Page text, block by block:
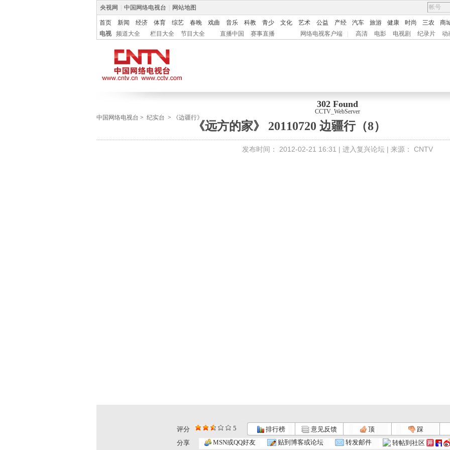
央视网 中国网络电视台 网站地图
首页 新闻 经济 体育 综艺 春晚 戏曲 音乐 科教 青少 文化 艺术 公益 产经 汽车 旅游 健康 时尚 三农
商
电视
频道大全 栏目大全 节目大全 直播中国 赛事直播 网络电视客户端 高清 电影 电视剧 纪录片 动
302 Found
CCTV_WebServer
中国网络电视台 > 纪实台 > 《边疆行》
《远方的家》 20110720 边疆行（8）
发布时间： 2012-02-21 16:31 | 进入复兴论坛 | 来源： CNTV
评分 5 排行榜 意见反馈 顶
踩
分享
MSN或QQ好友 贴到博客或论坛 转发邮件 转帖到社区